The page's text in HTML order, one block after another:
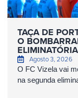
TAÇA DE
O
ELIMINATÓRIA
Agosto 3, 2026
O FC Vizela vai
na segunda